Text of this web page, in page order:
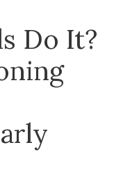
Do It?